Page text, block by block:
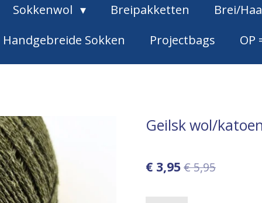
Sokkenwol Breipakketten
Brei/
Handgebreide Sokken
Projectbags OP
Geilsk wol/
€ 3,95€ 5,95